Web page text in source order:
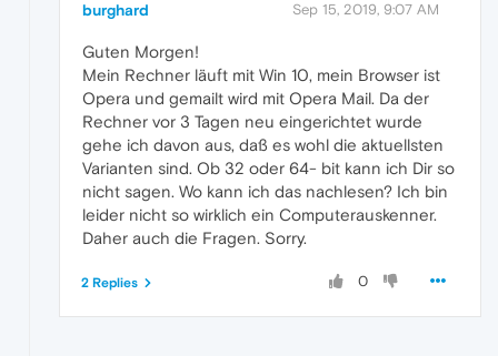
burghard Sep 15, 2019, 9:07 AM
Guten Morgen!
Mein Rechner läuft mit Win 10, mein Browser ist
Opera und gemailt wird mit Opera Mail. Da der
Rechner vor 3 Tagen neu eingerichtet wurde
gehe ich davon aus, daß es wohl die aktuellsten
Varianten sind. Ob 32 oder 64- bit kann ich Dir so
nicht sagen. Wo kann ich das nachlesen? Ich bin
leider nicht so wirklich ein Computerauskenner.
Daher auch die Fragen. Sorry.
0
2 Replies